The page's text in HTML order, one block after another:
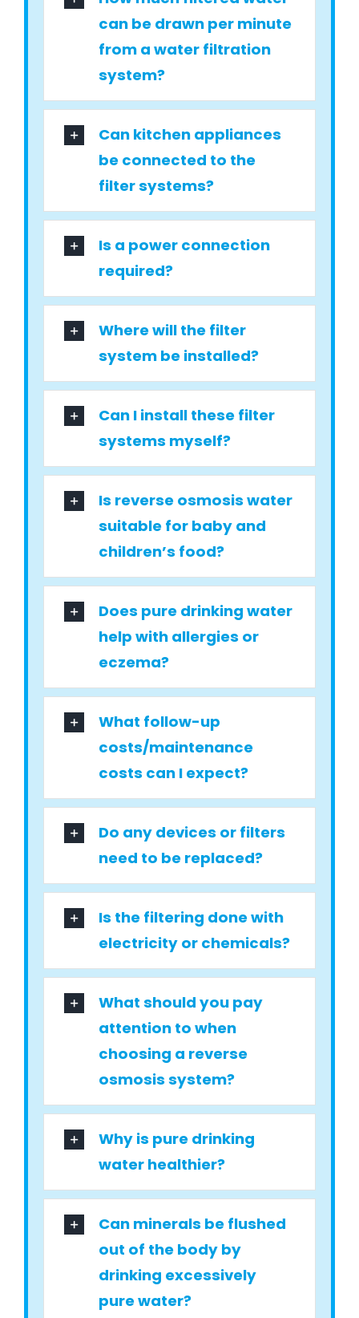
can be drawn per minute
from a water filtration
system?
Can kitchen appliances
be connected to the
filter systems?
Is a power connection
required?
Where will the filter
system be installed?
Can I install these filter
systems myself?
Is reverse osmosis water
suitable for baby and
children’s food?
Does pure drinking water
help with allergies or
eczema?
What follow-up
costs/maintenance
costs can I expect?
Do any devices or filters
need to be replaced?
Is the filtering done with
electricity or chemicals?
What should you pay
attention to when
choosing a reverse
osmosis system?
Why is pure drinking
water healthier?
Can minerals be flushed
out of the body by
drinking excessively
pure water?